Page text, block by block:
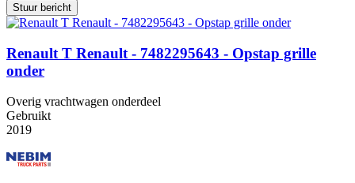
Stuur bericht
Renault T Renault - 7482295643 - Opstap grille
onder
Overig vrachtwagen onderdeel
Gebruikt
2019